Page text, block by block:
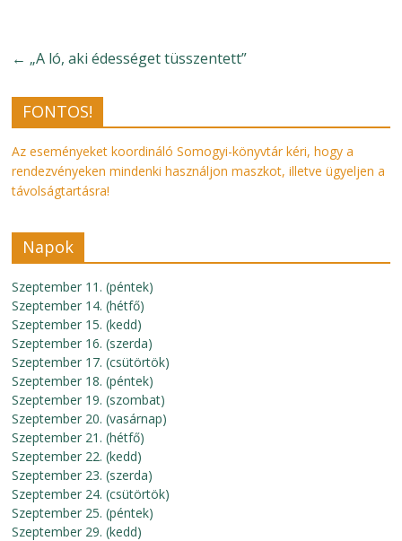
← „A ló, aki édességet tüsszentett”
FONTOS!
Az eseményeket koordináló Somogyi-könyvtár kéri, hogy a
rendezvényeken mindenki használjon maszkot, illetve ügyeljen a
távolságtartásra!
Napok
Szeptember 11. (péntek)
Szeptember 14. (hétfő)
Szeptember 15. (kedd)
Szeptember 16. (szerda)
Szeptember 17. (csütörtök)
Szeptember 18. (péntek)
Szeptember 19. (szombat)
Szeptember 20. (vasárnap)
Szeptember 21. (hétfő)
Szeptember 22. (kedd)
Szeptember 23. (szerda)
Szeptember 24. (csütörtök)
Szeptember 25. (péntek)
Szeptember 29. (kedd)